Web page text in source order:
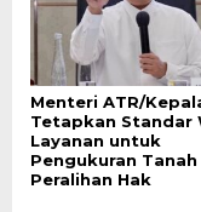
Menteri ATR/
Tetapkan Standar
Layanan untuk
Pengukuran Tanah
Peralihan Hak